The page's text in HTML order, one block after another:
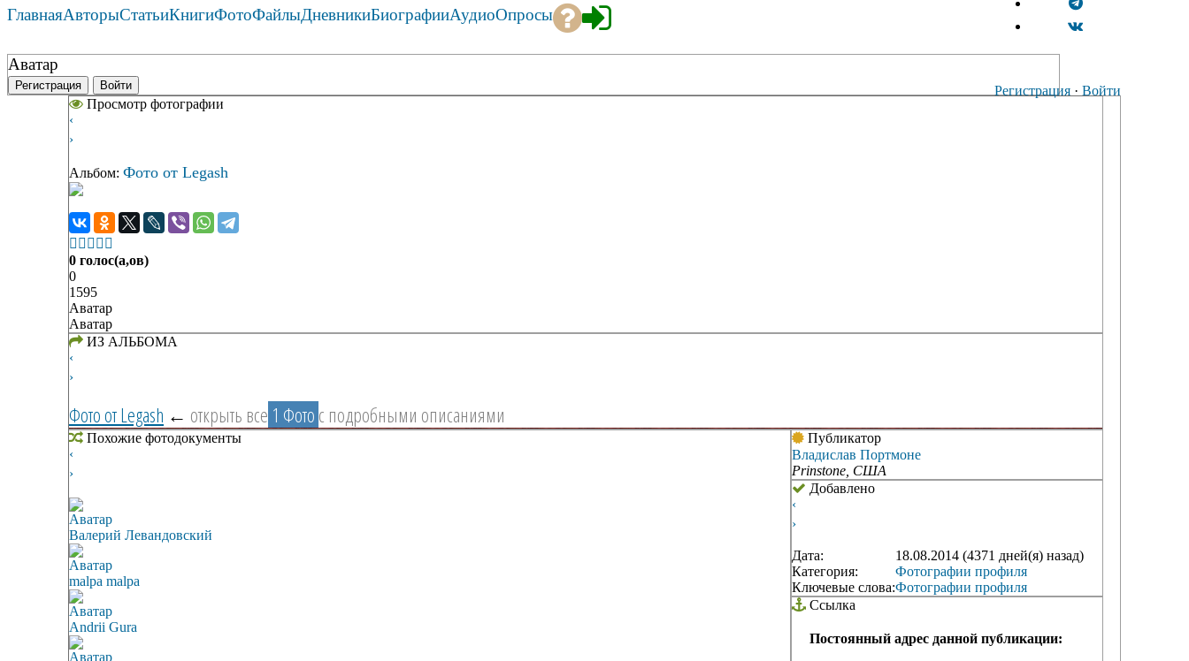
Регистрация · Войти
ГлавнаяАвторыСтатьиКнигиФотоФайлыДневникиБиографииАудиоОпросы
Аватар
Регистрация Войти
Просмотр фотографии
‹
›
Альбом: Фото от Legash
    
0 голос(а,ов)
0
1595
Аватар
Аватар
ИЗ АЛЬБОМА
‹
›
Фото от Legash ← открыть все 1 Фото с подробными описаниями
Похожие фотодокументы
‹
›
Аватар
Валерий Левандовский
Аватар
malpa malpa
Аватар
Andrii Gura
Аватар
Публикатор
Владислав Портмоне
Prinstone, США
Добавлено
‹
›
Дата:
18.08.2014 (4371 дней(я) назад)
Категория:
Фотографии профиля
Ключевые слова:Фотографии профиля
Ссылка
Постоянный адрес данной публикации: